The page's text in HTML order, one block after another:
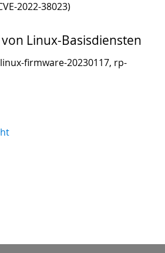
2022-38023)
Linux-Basisdiensten
firmware-20230117, rp-